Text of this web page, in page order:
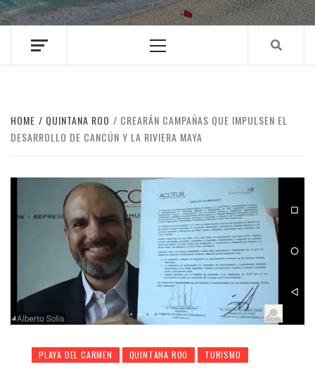
Menu
HOME QUINTANA ROO
CREARÁN CAMPAÑAS QUE IMPULSEN EL
DESARROLLO DE CANCÚN Y LA RIVIERA MAYA
PLAYA DEL CARMEN QUINTANA ROO TURISMO